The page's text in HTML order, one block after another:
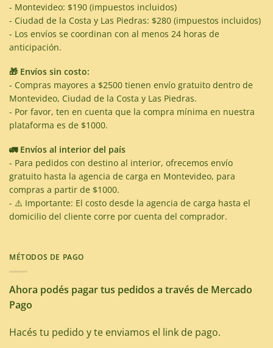
- Montevideo: $190 (impuestos incluidos)
- Ciudad de la Costa y Las Piedras: $280 (impuestos incluidos)
- Los envíos se coordinan con al menos 24 horas de
anticipación.
🎁 Envíos sin costo:
- Compras mayores a $2500 tienen envío gratuito dentro de
Montevideo, Ciudad de la Costa y Las Piedras.
- Por favor, ten en cuenta que la compra mínima en nuestra
plataforma es de $1000.
🚛 Envíos al interior del país
- Para pedidos con destino al interior, ofrecemos envío
gratuito hasta la agencia de carga en Montevideo, para
compras a partir de $1000.
- ⚠️ Importante: El costo desde la agencia de carga hasta el
domicilio del cliente corre por cuenta del comprador.
MÉTODOS DE PAGO
Ahora podés pagar tus pedidos a través de Mercado
Pago
Hacés tu pedido y te enviamos el link de pago.